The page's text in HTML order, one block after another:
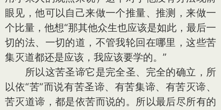
眼见，他可以自己来做一个推量、推测，来做一
个比量，他想“那其他众生也应该是如此，最后一
切的法、一切的道，不管我轮回在哪里，这些苦
集灭道都还是应该，我应该要学的。”
所以这苦圣谛它是完全圣、完全的确立，所
以依“苦”而说有苦圣谛、有苦集谛、有苦灭谛、
苦灭道谛，都是依苦而说的。所以最后尽所有的